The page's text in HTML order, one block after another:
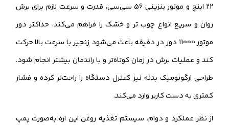
22 اینچ و موتور بنزینی 56 سی‌سی، قدرت و سرعت لازم برای برش
روان و سریع انواع چوب تر و خشک را فراهم می‌کند. حداکثر دور
موتور 11000 دور در دقیقه باعث می‌شود زنجیر با سرعت بالا حرکت
کند و عملیات برش در زمان کوتاه‌تر و با راندمان بیشتر انجام شود.
طراحی ارگونومیک بدنه نیز کنترل دستگاه را راحت‌تر کرده و فشار
کمتری به دست کاربر وارد می‌کند.
از نظر عملکرد و دوام، سیستم تغذیه روغن این اره به‌صورت پمپ